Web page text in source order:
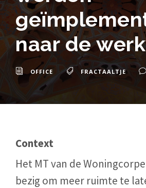
naar de
OFFICE FRACTAALTJE
Context
Het MT van de
bezig om meer ruimte te